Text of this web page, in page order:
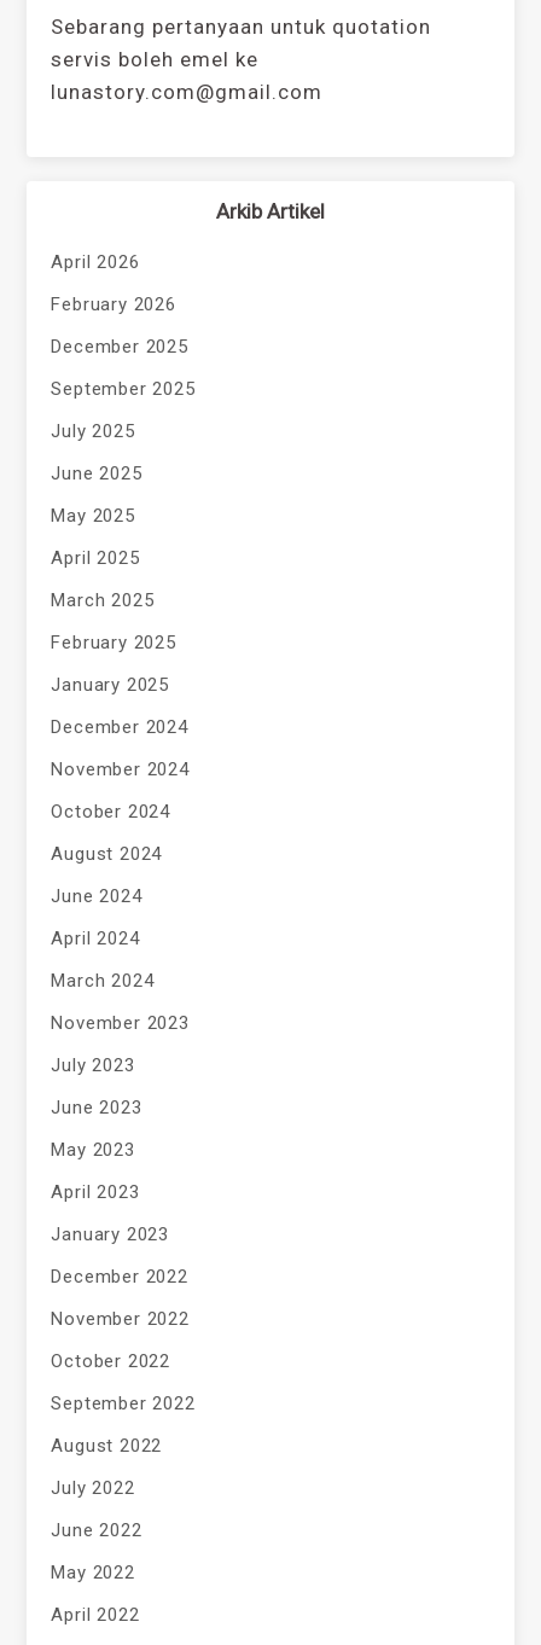
Sebarang pertanyaan untuk quotation
servis boleh emel ke
lunastory.com@gmail.com
Arkib Artikel
April 2026
February 2026
December 2025
September 2025
July 2025
June 2025
May 2025
April 2025
March 2025
February 2025
January 2025
December 2024
November 2024
October 2024
August 2024
June 2024
April 2024
March 2024
November 2023
July 2023
June 2023
May 2023
April 2023
January 2023
December 2022
November 2022
October 2022
September 2022
August 2022
July 2022
June 2022
May 2022
April 2022